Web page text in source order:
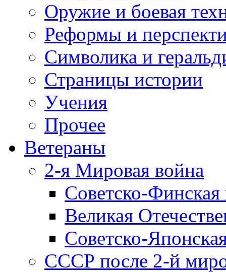
Оружие и боевая
Реформы и
Символика и
Страницы истории
Учения
Прочее
Ветераны
2-я Мировая война
Советско-
Великая
Советско-
СССР после 2-й